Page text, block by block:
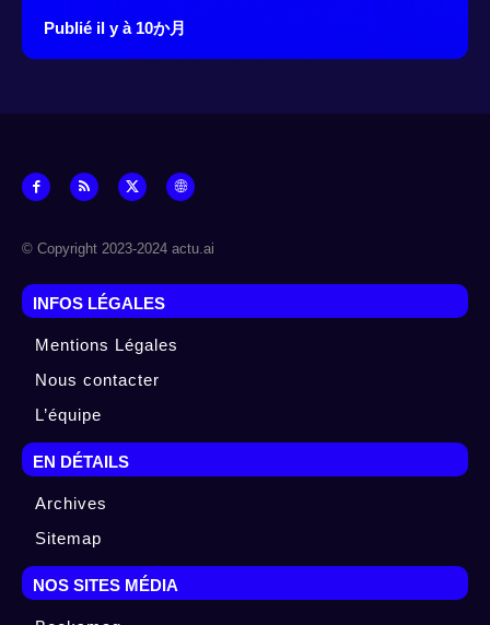
Publié il y à 10か月
© Copyright 2023-2024 actu.ai
INFOS LÉGALES
Mentions Légales
Nous contacter
L’équipe
EN DÉTAILS
Archives
Sitemap
NOS SITES MÉDIA